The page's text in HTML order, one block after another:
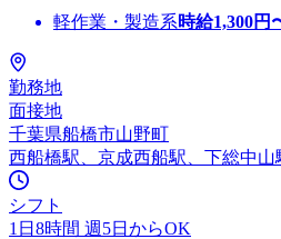
軽作業・製造系時給1,300円
勤務地
面接地
千葉県船橋市山野町
西船橋駅、京成西船駅、下総中山
シフト
1日8時間 週5日からOK